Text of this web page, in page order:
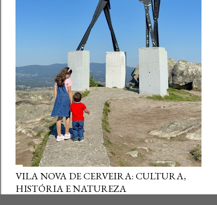
VILA NOVA DE CERVEIRA: CULTURA,
HISTÓRIA E NATUREZA